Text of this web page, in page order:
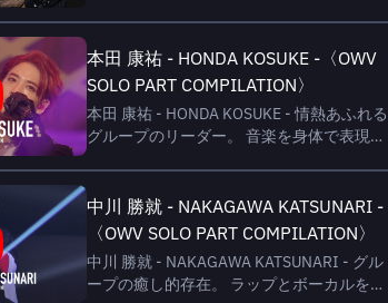
掴む僕たちだけの道～”という意味が込め
られており、唯一無二の存在としてこの世
界で勝利を掴むというメンバーの強い想い
が表されている。 2020年9月30日に1st
single『UBA UBA』でメジャーデビュー。
2025年4月6日には、結成5周年を記念した
ワンマンライブ「OWV 5th Anniversary
LIV...
本田 康祐 - HONDA KOSUKE -〈OWV
SOLO PART COMPILATION〉
本田 康祐 - HONDA KOSUKE - 情熱あふれる
グループのリーダー。 音楽を身体で表現す
る。 生年月日：1995年4月11日 出身：福島
県 血液型：A型 身長：175cm メンバーカラ
ー：赤 趣味：映画鑑賞、ガチャガチャ、ゲ
ーム、仮面ライダー、ガンダム、 アニメ
（ドラゴンボール、ポケモン等） 特技：映
中川 勝就 - NAKAGAWA KATSUNARI -
〈OWV SOLO PART COMPILATION〉
中川 勝就 - NAKAGAWA KATSUNARI - グル
ープの癒し的存在。 ラップとボーカルをこ